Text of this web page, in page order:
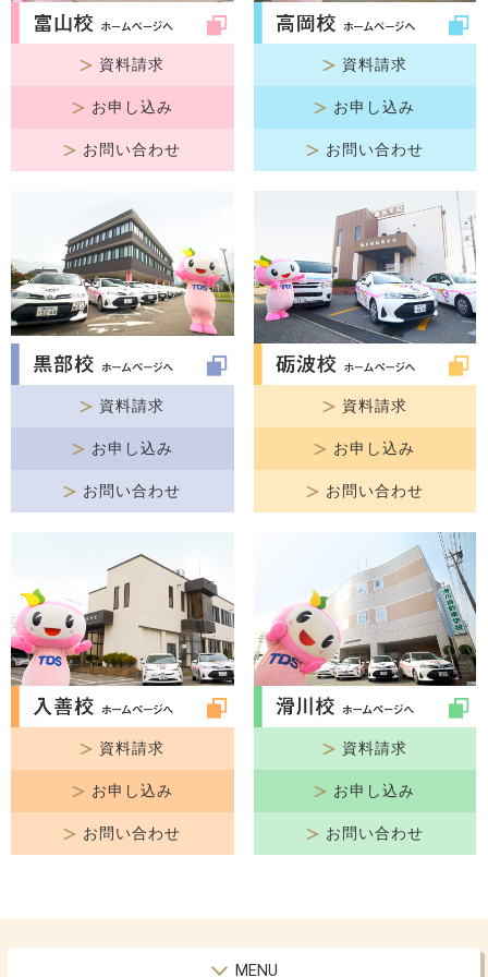
資料請求
お申し込み
お問い合わせ
資料請求
お申し込み
お問い合わせ
資料請求
お申し込み
お問い合わせ
資料請求
お申し込み
お問い合わせ
資料請求
お申し込み
お問い合わせ
資料請求
お申し込み
お問い合わせ
MENU